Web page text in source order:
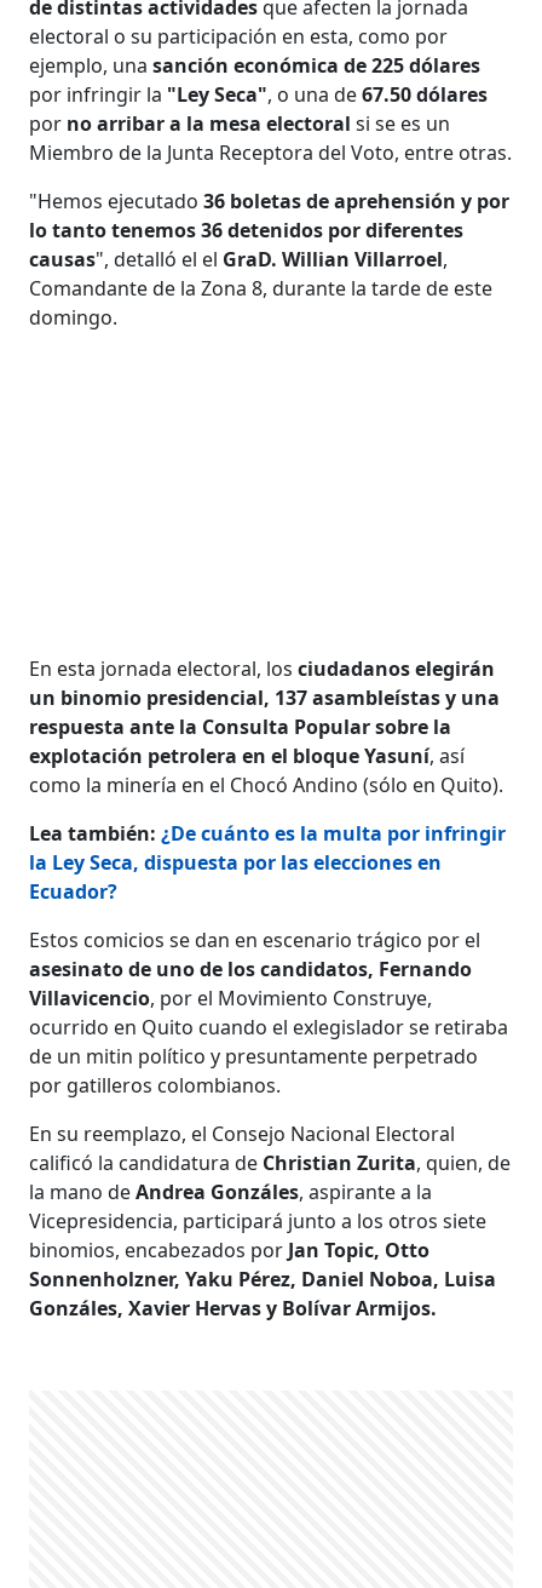
de distintas actividadesque afecten la jornada
electoral o su participación en esta, como por
ejemplo, unasanción económica de 225 dólares
por infringir la "Ley Seca", o una de67.50 dólares
por no arribar a la mesa electoralsi se es un
Miembro de la Junta Receptora del Voto, entre otras.
"Hemos ejecutado36 boletas de aprehensión y por
lo tanto tenemos 36 detenidos por diferentes
causas", detalló el el GraD. Willian Villarroel,
Comandante de la Zona 8, durante la tarde de este
domingo.
En esta jornada electoral, losciudadanos elegirán
un binomio presidencial, 137 asambleístas y una
respuesta ante la Consulta Popular sobre la
explotación petrolera en el bloque Yasuní, así
como la minería en el Chocó Andino (sólo en Quito).
Lea también:¿De cuánto es la multa por infringir
la Ley Seca, dispuesta por las elecciones en
Ecuador?
Estos comicios se dan en escenario trágico por el
asesinato de uno de los candidatos, Fernando
Villavicencio, por el Movimiento Construye,
ocurrido en Quito cuando el exlegislador se retiraba
de un mitin político y presuntamente perpetrado
por gatilleros colombianos.
En su reemplazo, el Consejo Nacional Electoral
calificó la candidatura de Christian Zurita, quien, de
la mano deAndrea Gonzáles, aspirante a la
Vicepresidencia, participará junto a los otros siete
binomios, encabezados por Jan Topic, Otto
Sonnenholzner, Yaku Pérez, Daniel Noboa, Luisa
Gonzáles, Xavier Hervas y Bolívar Armijos.